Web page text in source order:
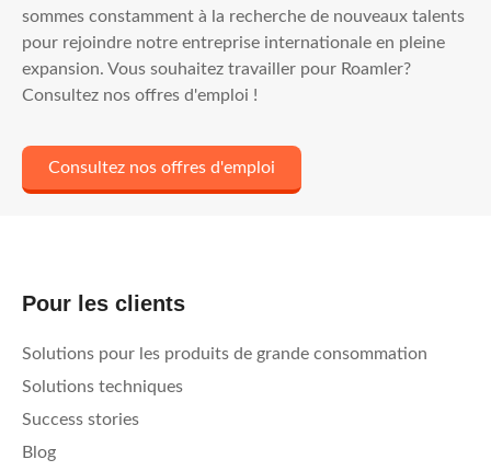
sommes constamment à la recherche de nouveaux talents
pour rejoindre notre entreprise internationale en pleine
expansion. Vous souhaitez travailler pour Roamler?
Consultez nos offres d'emploi !
Consultez nos offres d'emploi
Pour les clients
Solutions pour les produits de grande consommation
Solutions techniques
Success stories
Blog